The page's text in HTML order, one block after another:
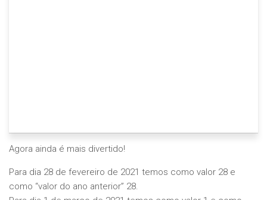
Agora ainda é mais divertido!
Para dia 28 de fevereiro de 2021 temos como valor 28 e
como “valor do ano anterior” 28.